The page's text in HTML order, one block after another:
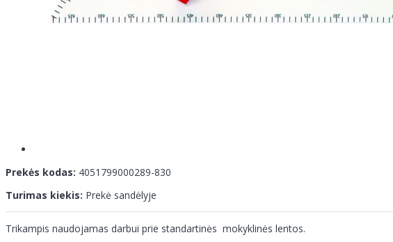
Prekės kodas: 4051799000289-830
Turimas kiekis: Prekė sandėlyje
Trikampis naudojamas darbui prie standartinės mokyklinės lentos.